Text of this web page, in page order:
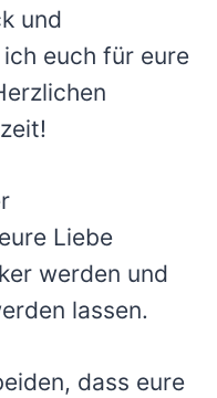
und
euch für eure
Liebe
werden und
lassen.
dass eure